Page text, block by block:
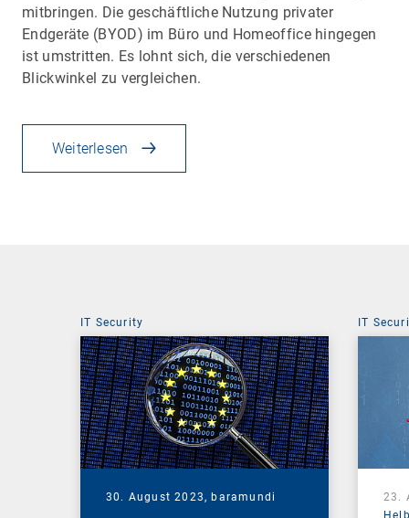
mitbringen. Die geschäftliche Nutzung privater
Endgeräte (BYOD) im Büro und Homeoffice hingegen
ist umstritten. Es lohnt sich, die verschiedenen
Blickwinkel zu vergleichen.
Weiterlesen
IT Security
30. August 2023,baramundi
IT
23.